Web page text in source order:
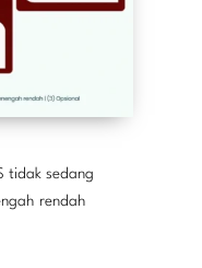
tidak sedang
rendah